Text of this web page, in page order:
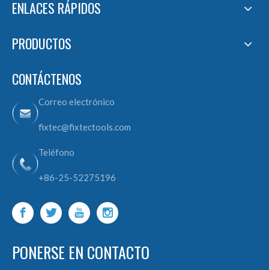
ENLACES RÁPIDOS
PRODUCTOS
CONTÁCTENOS
Correo electrónico
fixtec@fixtectools.com
Teléfono
+86-25-52275196
PONERSE EN CONTACTO